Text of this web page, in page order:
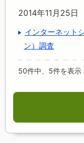
2014年11月25日
インターネット
ン）調査
50件中、5件を表示